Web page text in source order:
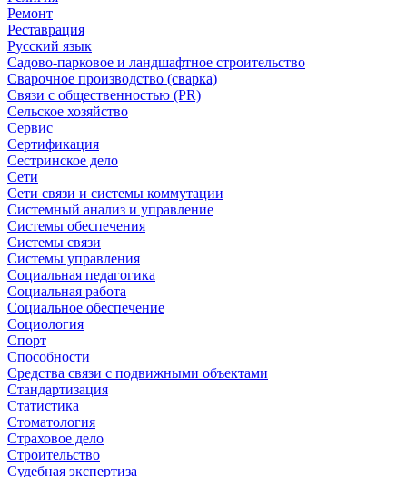
Ремонт
Реставрация
Русский язык
Садово-парковое и ландшафтное строительство
Сварочное производство (сварка)
Связи с общественностью (PR)
Сельское хозяйство
Сервис
Сертификация
Сестринское дело
Сети
Сети связи и системы коммутации
Системный анализ и управление
Системы обеспечения
Системы связи
Системы управления
Социальная педагогика
Социальная работа
Социальное обеспечение
Социология
Спорт
Способности
Средства связи с подвижными объектами
Стандартизация
Статистика
Стоматология
Страховое дело
Строительство
Судебная экспертиза